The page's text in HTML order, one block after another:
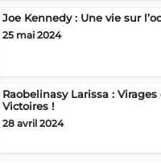
Joe Kennedy : Une vie sur
25 mai 2024
Raobelinasy Larissa : Virages
Victoires !
28 avril 2024